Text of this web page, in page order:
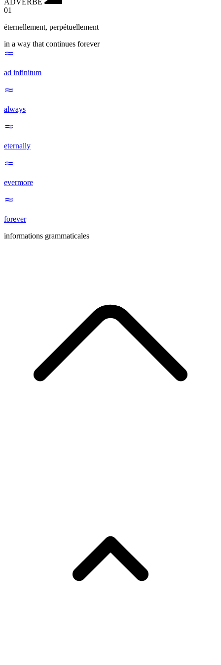
01
éternellement, perpétuellement
in a way that continues forever
ad infinitum
always
eternally
evermore
forever
informations grammaticales